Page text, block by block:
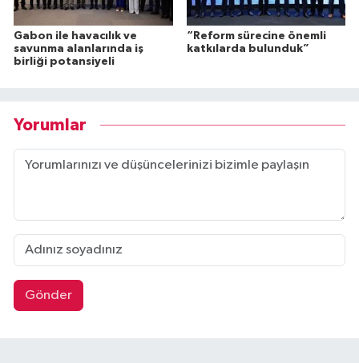
Gabon ile havacılık ve
savunma alanlarında iş
birliği potansiyeli
“Reform sürecine önemli
katkılarda bulunduk”
Yorumlar
Gönder